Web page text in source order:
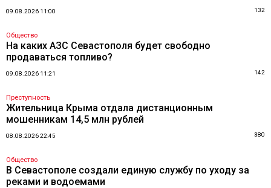
09.08.2026 11:00 132
Общество
На каких АЗС Севастополя будет свободно
продаваться топливо?
09.08.2026 11:21 142
Преступность
Жительница Крыма отдала дистанционным
мошенникам 14,5 млн рублей
08.08.2026 22:45 380
Общество
В Севастополе создали единую службу по уходу за
реками и водоемами